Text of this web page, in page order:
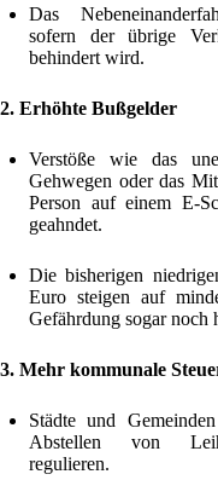
Das
sofern der übrige
behindert wird.
2. Erhöhte Bußgelder
Verstöße wie das
Gehwegen oder das
Person auf einem E-
geahndet.
Die bisherigen
Euro steigen auf
Gefährdung sogar noch
3. Mehr kommunale
Städte und
Abstellen von
regulieren.